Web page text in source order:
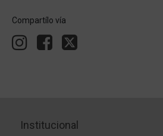
Compartílo vía
Institucional